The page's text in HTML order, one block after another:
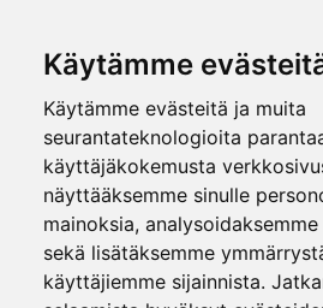
Käytämme
Käytämme evästeitä ja muita
seurantateknologioita
käyttäjäkokemusta
näyttääksemme sinulle
mainoksia,
sekä lisätäksemme
käyttäjiemme sijainnista.